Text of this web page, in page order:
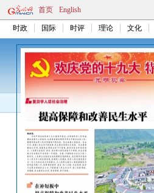
首页 English
时政 国际 时评 理论 文化